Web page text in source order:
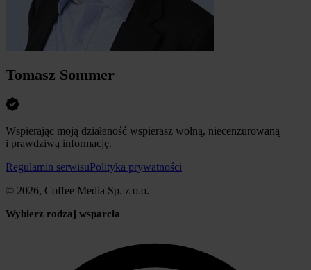
Tomasz Sommer
Wspierając moją działaność wspierasz wolną, niecenzurowaną
i prawdziwą informację.
Regulamin serwisuPolityka prywatności
© 2026, Coffee Media Sp. z o.o.
Wybierz rodzaj wsparcia